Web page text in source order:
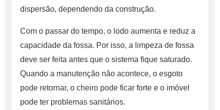
dispersão, dependendo da construção.
Com o passar do tempo, o lodo aumenta e reduz a
capacidade da fossa. Por isso, a limpeza de fossa
deve ser feita antes que o sistema fique saturado.
Quando a manutenção não acontece, o esgoto
pode retornar, o cheiro pode ficar forte e o imóvel
pode ter problemas sanitários.